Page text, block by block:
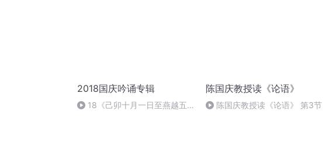
2018国庆吟诵专辑
18《己卯十月一日至燕越五
陈国庆教授读《论语》
陈国庆教授读《论语》 第3节